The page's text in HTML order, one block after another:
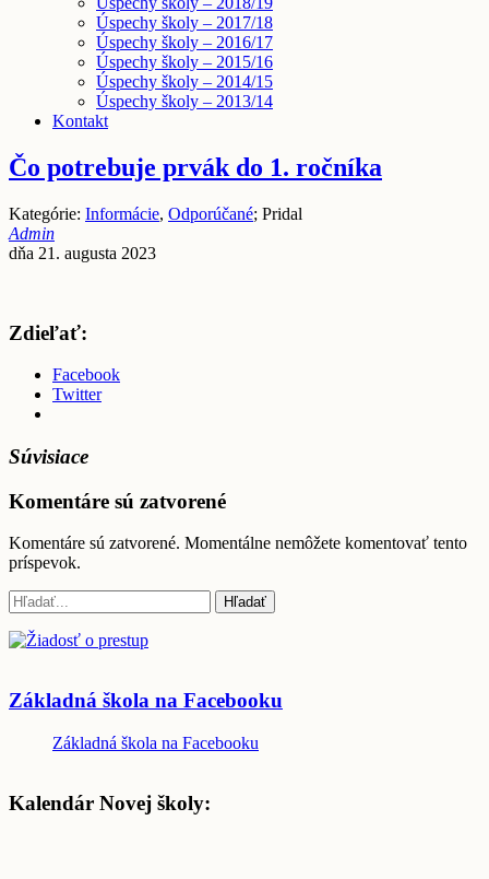
Úspechy školy – 2017/18
Úspechy školy – 2016/17
Úspechy školy – 2015/16
Úspechy školy – 2014/15
Úspechy školy – 2013/14
Kontakt
Čo potrebuje prvák do 1. ročníka
Kategórie: Informácie, Odporúčané; Pridal
Admin
dňa 21. augusta 2023
Zdieľať:
Facebook
Twitter
Súvisiace
Komentáre sú zatvorené
Komentáre sú zatvorené. Momentálne nemôžete komentovať tento
príspevok.
Základná škola na Facebooku
Základná škola na Facebooku
Kalendár Novej školy: